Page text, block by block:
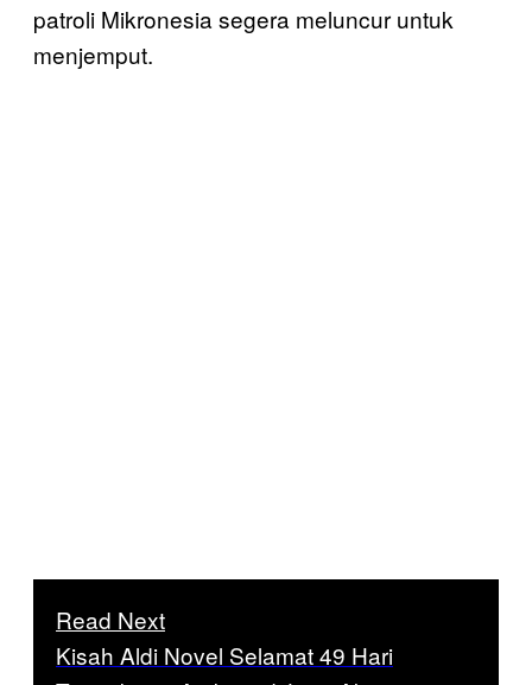
patroli Mikronesia segera meluncur untuk
menjemput.
Read Next
Kisah Aldi Novel Selamat 49 Hari